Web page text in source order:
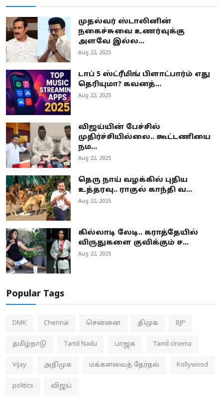
முதல்வர் ஸ்டாலினின்
நகைச்சுவை உணர்வுக்கு
அளவே இல்ல...
Aug 22, 2025
டாப் 5 ஸ்ட்ரீமிங் பிளாட்பார்ம் எது
தெரியுமா? கவனத்...
Aug 22, 2025
விஜய்யின் பேச்சில்
முதிர்ச்சியில்லை.. கூட்டணியை
நம...
Aug 22, 2025
தெரு நாய் வழக்கில் புதிய
உத்தரவு.. ராகுல் காந்தி வ...
Aug 22, 2025
கில்லாடி லேடி.. கராத்தேயில்
விருதுகளை குவிக்கும் ச...
Aug 22, 2025
Popular Tags
DMK Chennai சென்னை திமுக BJP
தமிழ்நாடு Tamil Nadu பாஜக Tamil cinema
Vijay அதிமுக மக்களவைத் தேர்தல் Kollywood
politics விஜய்